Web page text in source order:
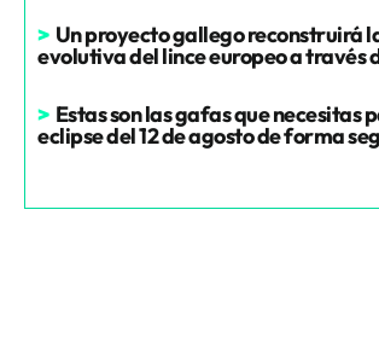
> Un proyecto gallego reconstruirá
evolutiva del lince europeo a través
> Estas son las gafas que necesitas
eclipse del 12 de agosto de forma